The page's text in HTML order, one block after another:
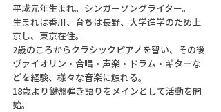
平成元年生まれ。シンガーソングライター。
生まれは香川、育ちは長野、大学進学のため上
京し、東京在住。
2歳のころからクラシックピアノを習い、その後
ヴァイオリン・合唱・声楽・ドラム・ギターな
どを経験、様々な音楽に触れる。
18歳より鍵盤弾き語りをメインとして活動を開
始。